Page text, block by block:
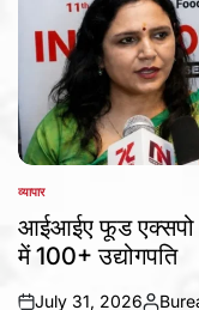
POSTED
व्यापार
आईआईए फूड एक्सपो
में 100+ उद्योगपति
July 31, 2026